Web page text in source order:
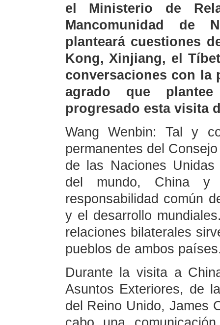
el Ministerio de
Mancomunidad de
planteará cuestiones
Kong, Xinjiang, el
conversaciones con la
agrado que
progresado esta visita
Wang Wenbin: Tal y
permanentes del
de las Naciones
del mundo, China
responsabilidad común
y el desarrollo
relaciones bilaterales
pueblos de ambos
Durante la visita a
Asuntos Exteriores, de
del Reino Unido, James